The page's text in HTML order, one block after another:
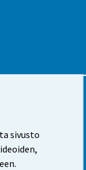
sivusto